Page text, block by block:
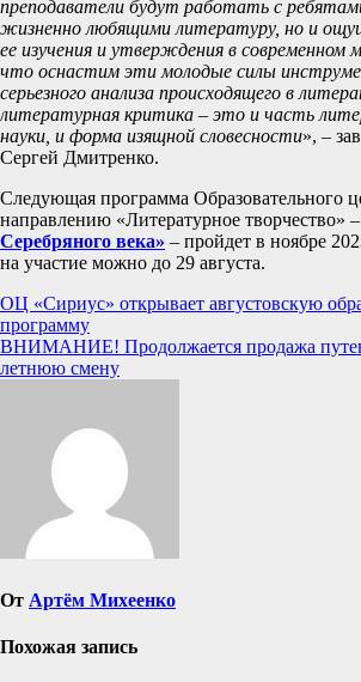
преподаватели будут работать с
жизненно любящими литературу, но и
ее изучения и утверждения в современном
что оснастим эти молодые силы
серьезного анализа происходящего в
литературная критика – это и часть
науки, и форма изящной словесности», –
Сергей Дмитренко.
Следующая программа Образовательного
направлению «Литературное творчество» –
Серебряного века» – пройдет в ноябре
на участие можно до 29 августа.
Навигация
по
записям
ОЦ «Сириус» открывает августовскую
программу
ВНИМАНИЕ! Продолжается продажа
летнюю смену
От Артём Михеенко
Похожая запись